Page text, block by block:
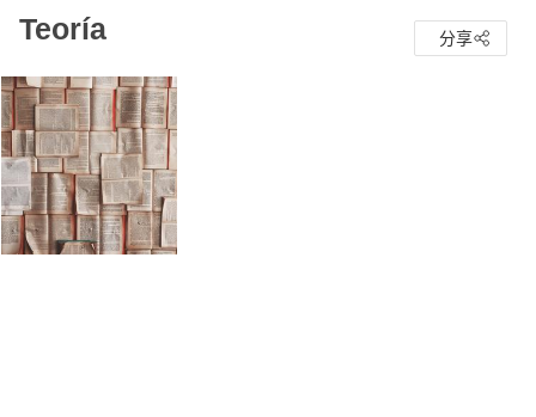
Teoría 分享